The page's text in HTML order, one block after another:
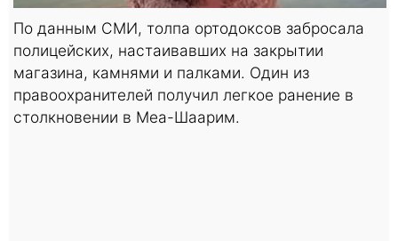
По данным СМИ, толпа ортодоксов забросала
полицейских, настаивавших на закрытии
магазина, камнями и палками. Один из
правоохранителей получил легкое ранение в
столкновении в Меа-Шаарим.